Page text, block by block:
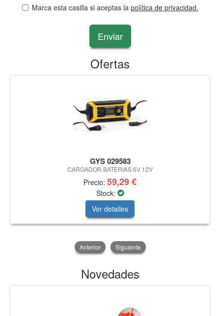
Marca esta casilla si aceptas la política de privacidad.
Enviar
Ofertas
GYS 029583
CARGADOR BATERIAS 6V 12V
Precio: 59,29 €
Stock:
Ver detalles
Anterior Siguiente
Novedades